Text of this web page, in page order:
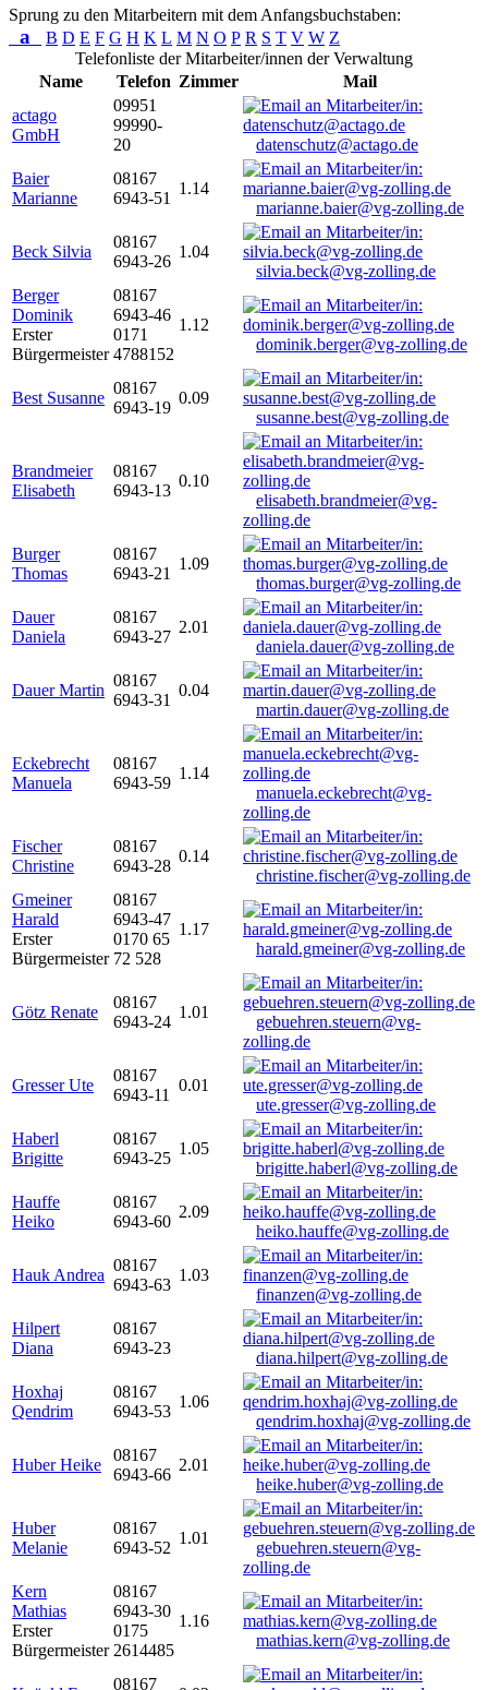
Sprung zu den Mitarbeitern mit dem Anfangsbuchstaben:
a B D E F G H K L M N O P R S T V W Z
Telefonliste der Mitarbeiter/innen der Verwaltung
Name
Telefon Zimmer
Mail
actago
GmbH
09951
99990-
20
datenschutz@actago.de
Baier
Marianne
08167
6943-51
1.14
marianne.baier@vg-zolling.de
Beck Silvia
08167
6943-26
1.04
silvia.beck@vg-zolling.de
Berger
Dominik
Erster
Bürgermeister
08167
6943-46
0171
4788152
1.12
dominik.berger@vg-zolling.de
Best Susanne
08167
6943-19
0.09
susanne.best@vg-zolling.de
Brandmeier
Elisabeth
08167
6943-13
0.10
elisabeth.brandmeier@vg-
zolling.de
Burger
Thomas
08167
6943-21
1.09
thomas.burger@vg-zolling.de
Dauer
Daniela
08167
6943-27
2.01
daniela.dauer@vg-zolling.de
Dauer Martin
08167
6943-31
0.04
martin.dauer@vg-zolling.de
Eckebrecht
Manuela
08167
6943-59
1.14
manuela.eckebrecht@vg-
zolling.de
Fischer
Christine
08167
6943-28
0.14
christine.fischer@vg-zolling.de
Gmeiner
Harald
Erster
Bürgermeister
08167
6943-47
0170 65
72 528
1.17
harald.gmeiner@vg-zolling.de
Götz Renate
08167
6943-24
1.01
gebuehren.steuern@vg-
zolling.de
Gresser Ute
08167
6943-11
0.01
ute.gresser@vg-zolling.de
Haberl
Brigitte
08167
6943-25
1.05
brigitte.haberl@vg-zolling.de
Hauffe
Heiko
08167
6943-60
2.09
heiko.hauffe@vg-zolling.de
Hauk Andrea
08167
6943-63
1.03
finanzen@vg-zolling.de
Hilpert
Diana
08167
6943-23
diana.hilpert@vg-zolling.de
Hoxhaj
Qendrim
08167
6943-53
1.06
qendrim.hoxhaj@vg-zolling.de
Huber Heike
08167
6943-66
2.01
heike.huber@vg-zolling.de
Huber
Melanie
08167
6943-52
1.01
gebuehren.steuern@vg-
zolling.de
Kern
Mathias
Erster
Bürgermeister
08167
6943-30
0175
2614485
1.16
mathias.kern@vg-zolling.de
08167